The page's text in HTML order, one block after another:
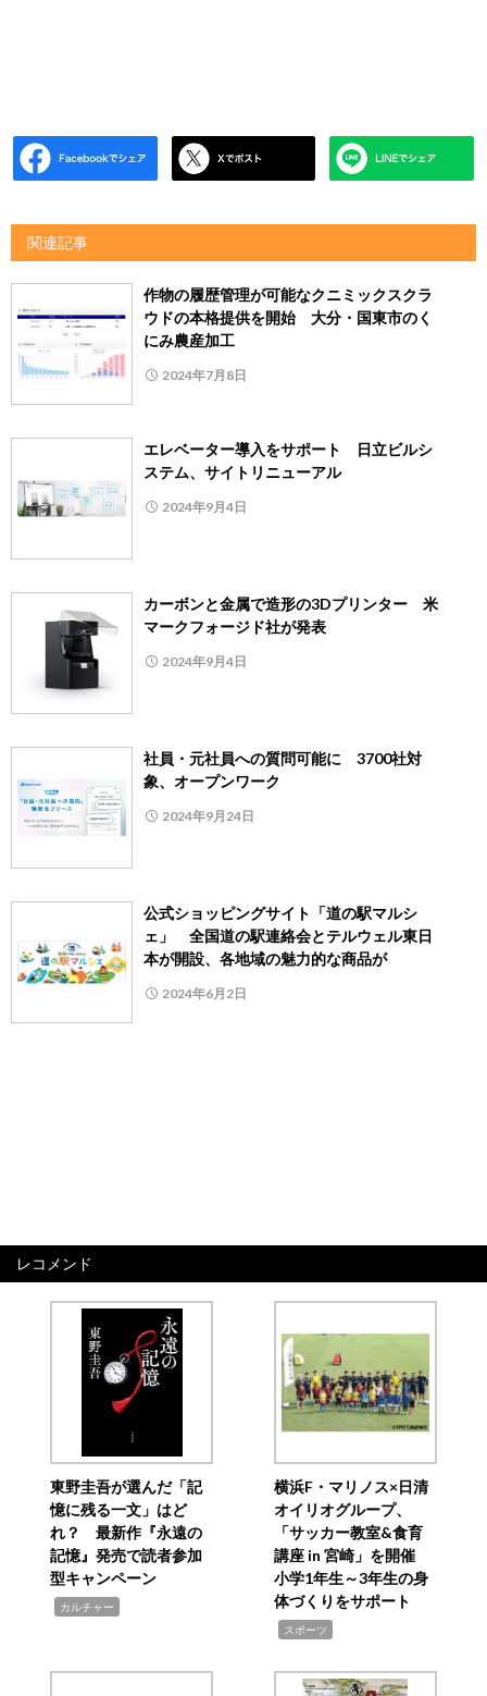
関連記事
作物の履歴管理が可能なクニミックスクラ
ウドの本格提供を開始 大分・国東市のく
にみ農産加工
2024年7月8日
エレベーター導入をサポート 日立ビルシ
ステム、サイトリニューアル
2024年9月4日
カーボンと金属で造形の3Dプリンター 米
マークフォージド社が発表
2024年9月4日
社員・元社員への質問可能に 3700社対
象、オープンワーク
2024年9月24日
公式ショッピングサイト「道の駅マルシ
ェ」 全国道の駅連絡会とテルウェル東日
本が開設、各地域の魅力的な商品が
2024年6月2日
レコメンド
東野圭吾が選んだ「記
憶に残る一文」はど
れ？ 最新作『永遠の
記憶』発売で読者参加
型キャンペーン
カルチャー
横浜F・マリノス×日清
オイリオグループ、
「サッカー教室&食育
講座 in 宮崎」を開催
小学1年生～3年生の身
体づくりをサポート
スポーツ